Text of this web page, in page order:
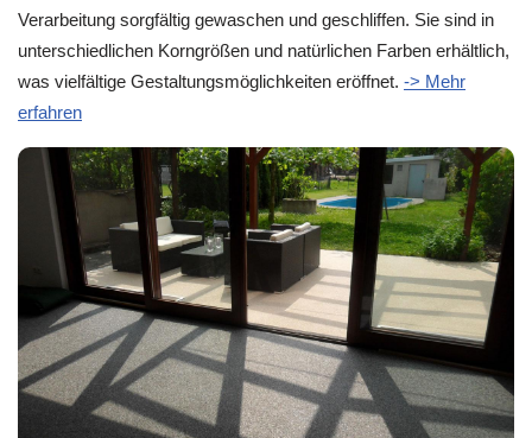
Verarbeitung sorgfältig gewaschen und geschliffen. Sie sind in
unterschiedlichen Korngrößen und natürlichen Farben erhältlich,
was vielfältige Gestaltungsmöglichkeiten eröffnet. -> Mehr
erfahren